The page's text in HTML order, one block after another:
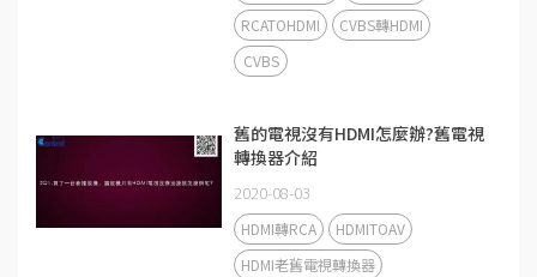
RCATOHDMI
CVBS轉HDMI
CVBS
舊的電視沒有HDMI怎麼辦?舊電視
轉換器介紹
2020-08-03
HDMI轉RCA
HDMITOAV
HDMI老舊電視轉換器